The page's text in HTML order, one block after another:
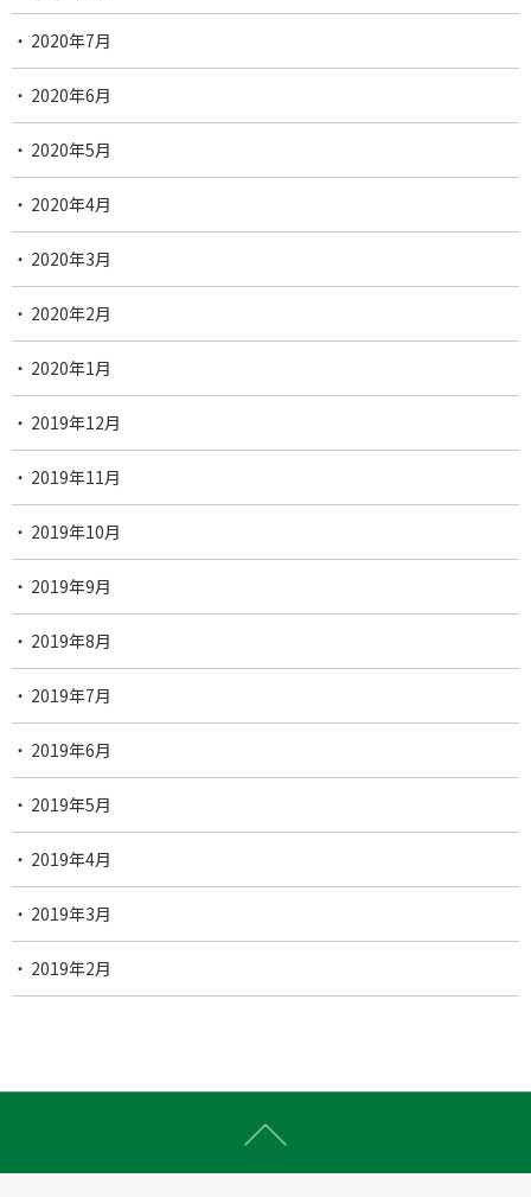
2020年7月
2020年6月
2020年5月
2020年4月
2020年3月
2020年2月
2020年1月
2019年12月
2019年11月
2019年10月
2019年9月
2019年8月
2019年7月
2019年6月
2019年5月
2019年4月
2019年3月
2019年2月